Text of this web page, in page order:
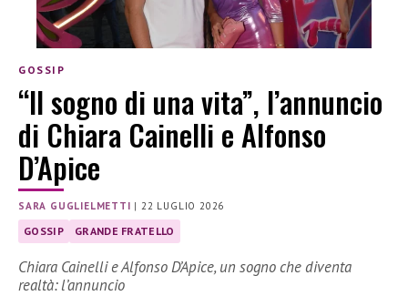
GOSSIP
“Il sogno di una vita”, l’annuncio
di Chiara Cainelli e Alfonso
D’Apice
SARA GUGLIELMETTI | 22 LUGLIO 2026
GOSSIP GRANDE FRATELLO
Chiara Cainelli e Alfonso D’Apice, un sogno che diventa
realtà: l’annuncio